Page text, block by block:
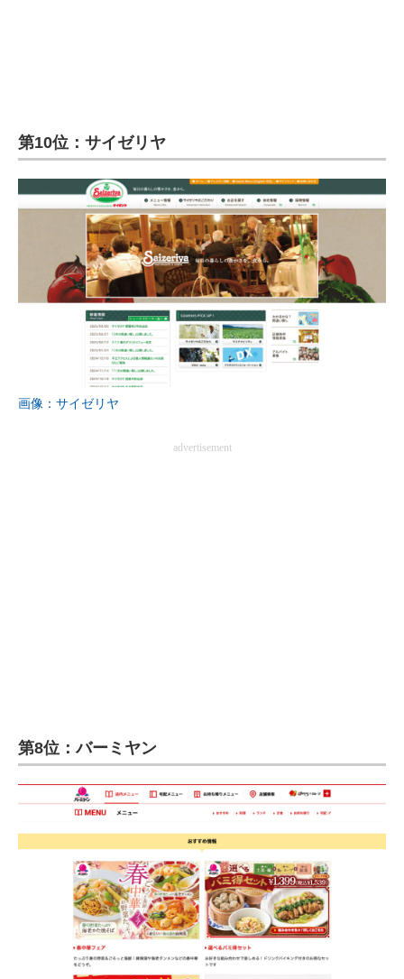
電子設計の基本と応用
建設×テクノロジーの最前線
ちょっと気になるネットの話題
第10位：サイゼリヤ
画像：サイゼリヤ
advertisement
第8位：バーミヤン